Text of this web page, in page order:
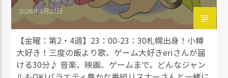
2026年3月27日
【金曜：第2・4週】23：00-23：30札幌出身！小樽
大好き！三度の飯より歌、ゲーム大好きeriさんが届
ける30分♪ 音楽、映画、ゲームまで。どんなジャン